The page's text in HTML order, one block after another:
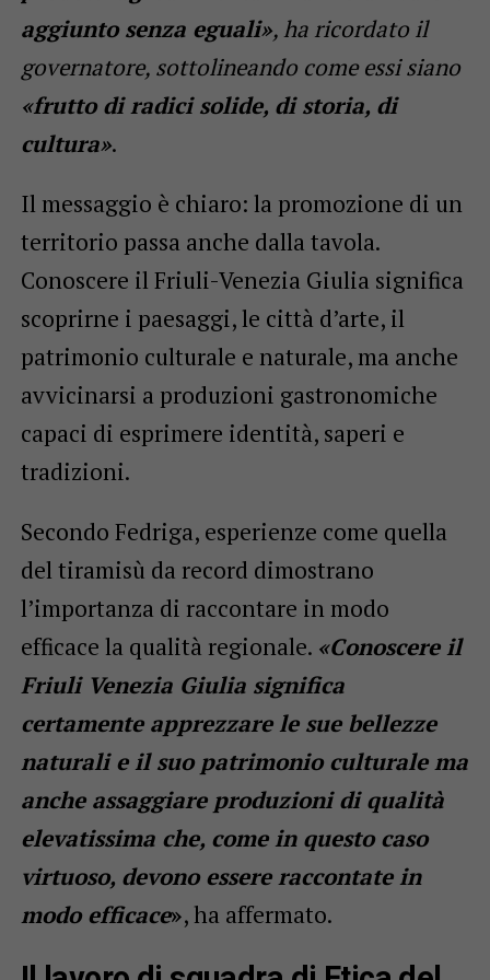
aggiunto senza eguali», ha ricordato il
governatore, sottolineando come essi siano
«frutto di radici solide, di storia, di
cultura».
Il messaggio è chiaro: la promozione di un
territorio passa anche dalla tavola.
Conoscere il Friuli-Venezia Giulia significa
scoprirne i paesaggi, le città d’arte, il
patrimonio culturale e naturale, ma anche
avvicinarsi a produzioni gastronomiche
capaci di esprimere identità, saperi e
tradizioni.
Secondo Fedriga, esperienze come quella
del tiramisù da record dimostrano
l’importanza di raccontare in modo
efficace la qualità regionale. «Conoscere il
Friuli Venezia Giulia significa
certamente apprezzare le sue bellezze
naturali e il suo patrimonio culturale ma
anche assaggiare produzioni di qualità
elevatissima che, come in questo caso
virtuoso, devono essere raccontate in
modo efficace», ha affermato.